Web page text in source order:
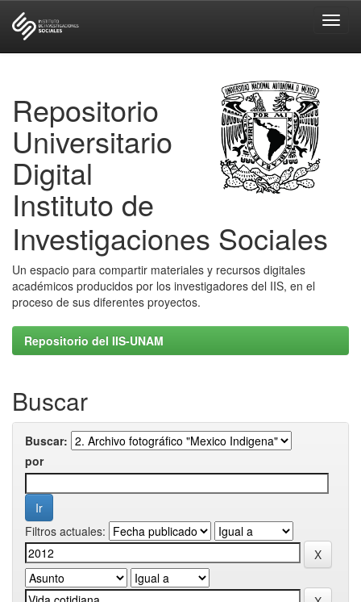
Repositorio
Universitario
Digital
Instituto de
Investigaciones Sociales
Un espacio para compartir materiales y recursos digitales
académicos producidos por los investigadores del IIS, en el
proceso de sus diferentes proyectos.
Repositorio del IIS-UNAM
Buscar
Buscar:
por
Filtros actuales: